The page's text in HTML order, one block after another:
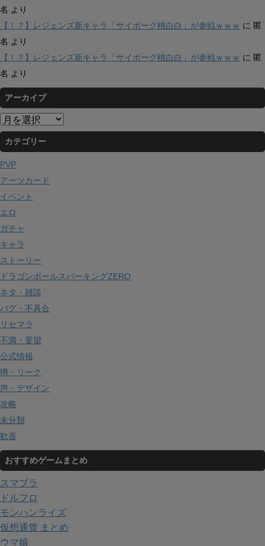
名 より
【！？】レジェンズ新キャラ「サイボーグ桃白白」が参戦ｗｗｗ に 匿
名 より
【！？】レジェンズ新キャラ「サイボーグ桃白白」が参戦ｗｗｗ に 匿
名 より
アーカイブ
ア
ー
カ
イ
ブ
カテゴリー
PVP
アーツカード
イベント
エロ
ガチャ
キャラ
ストーリー
ドラゴンボールスパーキングZERO
ネタ・雑談
バグ・不具合
リセマラ
不満・要望
公式情報
噂・リーク
声・デザイン
攻略
未分類
歓喜
おすすめゲームまとめ
スマブラ
ドルフロ
モンハンライズ
仮想通貨 まとめ
ウマ娘